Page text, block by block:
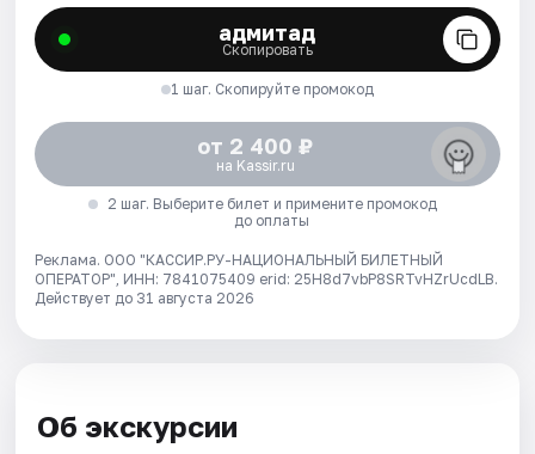
адмитад
Скопировать
1 шаг. Скопируйте промокод
от 2 400 ₽
на Kassir.ru
2 шаг. Выберите билет и примените промокод
до оплаты
Реклама. ООО "КАССИР.РУ-НАЦИОНАЛЬНЫЙ БИЛЕТНЫЙ
ОПЕРАТОР", ИНН: 7841075409 erid: 25H8d7vbP8SRTvHZrUcdLB.
Действует до 31 августа 2026
Об экскурсии